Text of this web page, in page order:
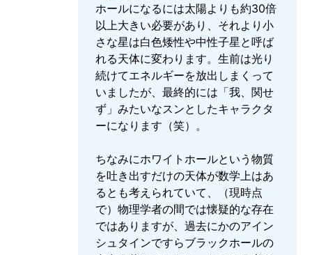
ホールになるには太陽よりも約30倍
以上大きい必要があり、それより小
さな星は白色矮性や中性子星と呼ば
れる天体に変わります。生前は光り
続けてエネルギーを放出しまくって
いましたが、最終的には「我、関せ
ず」みたいなスンとしたキャラクタ
ーになります（笑）。
ちなみにホワイトホールという物質
を吐き出すだけの天体が数学上はあ
るとも考えられていて、（現時点
で）物理学者の間では懐疑的な存在
ではありますが、過去にかのアイン
シュタインですらブラックホールの